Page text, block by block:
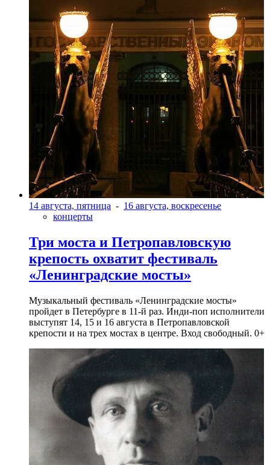
14 августа, пятница - 16 августа, воскресенье
концерты
Три моста и Петропавловскую
крепость охватит фестиваль
«Ленинградские мосты»
Музыкальный фестиваль «Ленинградские мосты»
пройдет в Петербурге в 11-й раз. Инди-поп исполнители
выступят 14, 15 и 16 августа в Петропавловской
крепости и на трех мостах в центре. Вход свободный. 0+